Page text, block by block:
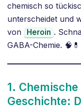
chemisch so
unterscheidet und
von
Heroin .
GABA-Chemie. 🧠💊
1.
Geschichte: